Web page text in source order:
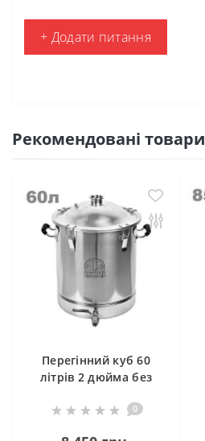
+ Додати питання
Рекомендовані товари
Перегінний куб 60
літрів 2 дюйма без
0